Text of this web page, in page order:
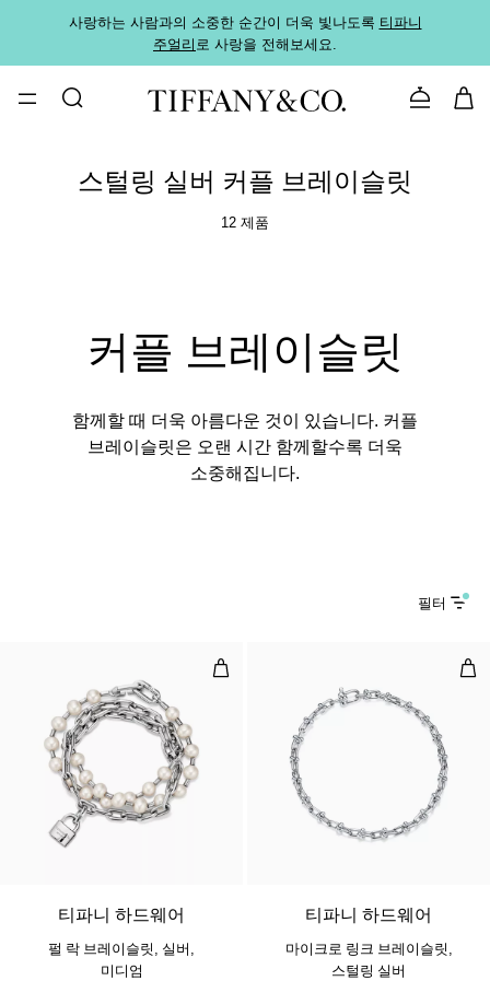
사랑하는 사람과의 소중한 순간이 더욱 빛나도록 티파니
주얼리로 사랑을 전해보세요.
문의하기
스털링 실버 커플 브레이슬릿
12 제품
커플 브레이슬릿
함께할 때 더욱 아름다운 것이 있습니다. 커플
브레이슬릿은 오랜 시간 함께할수록 더욱
소중해집니다.
필터
펄 락 브레이슬릿, 실버, 미디엄
티파니 하드웨어
펄 락 브레이슬릿, 실버,
미디엄
마
티파니 하드웨어
마이크로 링크 브레이슬릿,
스털링 실버